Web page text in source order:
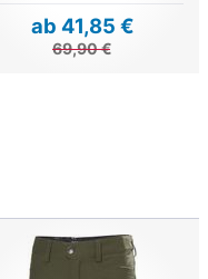
ab 41,85 €
69,90 €